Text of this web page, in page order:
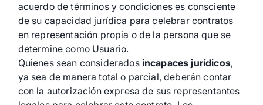
acuerdo de términos y condiciones es consciente
de su capacidad jurídica para celebrar contratos
en representación propia o de la persona que se
determine como Usuario.
Quienes sean considerados incapaces jurídicos,
ya sea de manera total o parcial, deberán contar
con la autorización expresa de sus representantes